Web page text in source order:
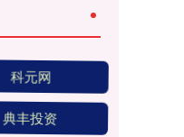
科元网
典丰投资